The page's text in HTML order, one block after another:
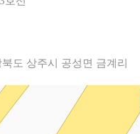
도 상주시 공성면 금계리